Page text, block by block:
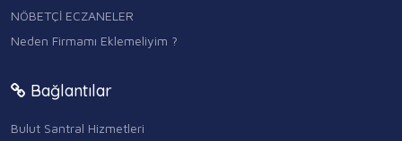
NÖBETÇİ ECZANELER
Neden Firmamı Eklemeliyim ?
Bağlantılar
Bulut Santral Hizmetleri